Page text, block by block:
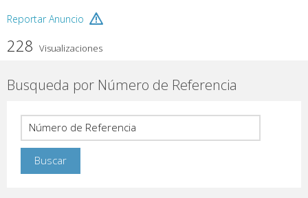
Reportar Anuncio
228 Visualizaciones
Busqueda por Número de Referencia